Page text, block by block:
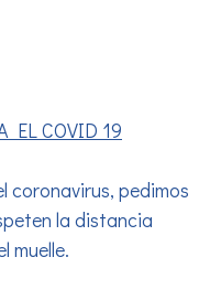
EL COVID 19
coronavirus, pedimos
la distancia
muelle.